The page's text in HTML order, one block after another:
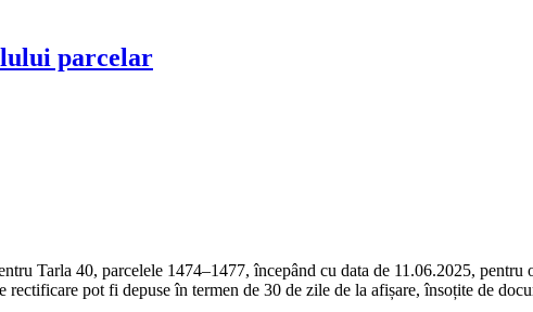
parcelar
Tarla 40, parcelele 1474–1477, începând cu data de 11.06.2025,
pot fi depuse în termen de 30 de zile de la afișare, însoțite de